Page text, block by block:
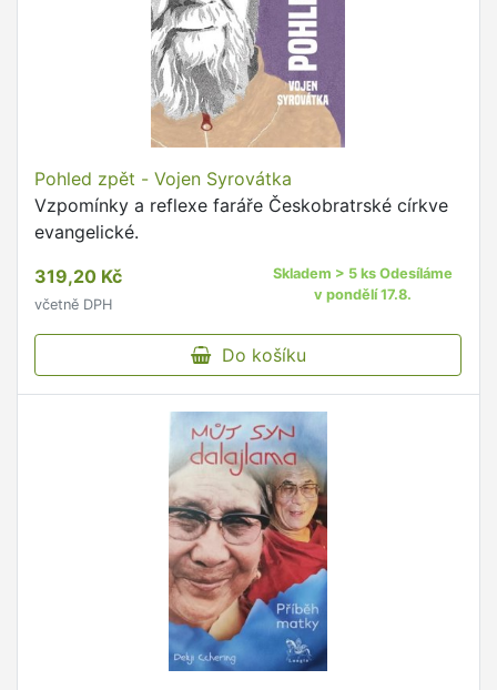
Pohled zpět - Vojen Syrovátka
Vzpomínky a reflexe faráře Českobratrské církve
evangelické.
319,20 Kč
včetně DPH
Skladem > 5 ks Odesíláme
v pondělí 17.8.
Do košíku